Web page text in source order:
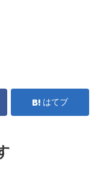
はてブ